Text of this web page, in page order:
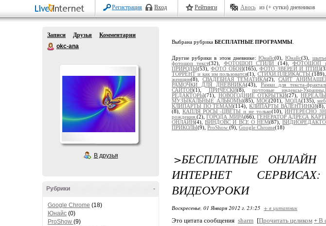
Регистрация Вход Рейтинги Авось из (+ сутки) дневников
Записи Друзья
Комментарии
okc-ana
В друзья
-
Рубрики
Google Chrome (18)
Юнайс (0)
ProShow (9)
Выбрана рубрика БЕСПЛАТНЫЕ ПРОГРАММЫ
Другие рубрики в этом дневнике:Юнайс(0),Юнайс(3),
фотошоп текст(32), ФОТОШОП СТИЛИ (14),ФОТОШОП
ПРИРОДЫ(53),ФОТО ОБОИ(165),ФОТО ЗВЕРЕЙ И ПТИЦ
ТОРРЕНТ и как им пользоватся(1),СТИХИ.ПЛЕЙКАСТЫ.
женщин(8), СВАДЕБНАЯ ТЕМАТИКА(2),САЙТ
РАМОЧКИ ДЛЯ ДНЕВНИКА(43), Рамки для текста-
САЙТОВ(1), ПРИЧЕСКИ(8), почтовые индексы-
РЕДАКТОРЫ(71), НОВОГОДНИЕ ОТКРЫТКИ(27),
МУЗЫКАЛЬНЫЕ АЛЬБОМЫ(85),МОЄ(201), МОДА(135),
КЛИПАРТЫ ПО ТЕМАМ(114),КЛИПАРТЫ ВАЛЕНТИНКИ(8),
(8), КАПЛЯ РОСЫ -ЦВЕТЫ и не только(10),ИНТЕРЕСНО
рождения. (2),ГОРОДА МИРА(66),ГЕНЕРАТОР АДРЕСА
ОНЛАЙН(4),ВИНДОВС И ВСЕ О НЕМ(87),
ПРИКОЛЫ(9), ProShow (9), Google Chrome(18)
>БЕСПЛАТНЫЕ
ИНТЕРНЕТ
ВИДЕОУРОКИ
Воскресенье, 01 Января 2012 г. 23:25 + в цитатник
Это цитата сообщения sharm [Прочитать целиком + В